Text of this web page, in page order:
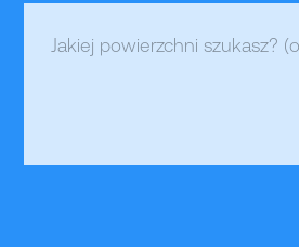
Jakiej powierzchni szukasz?